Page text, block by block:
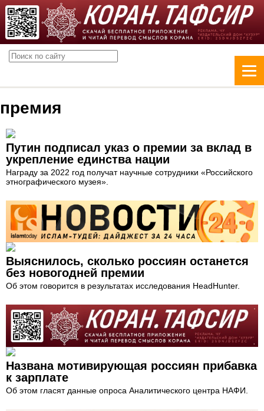
премия
Путин подписал указ о премии за вклад в
укрепление единства нации
Награду за 2022 год получат научные сотрудники «Российского
этнографического музея».
Выяснилось, сколько россиян останется
без новогодней премии
Об этом говорится в результатах исследования HeadHunter.
Названа мотивирующая россиян прибавка
к зарплате
Об этом гласят данные опроса Аналитического центра НАФИ.